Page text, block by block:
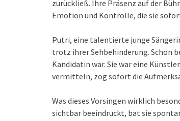
zurückließ. Ihre Präsenz auf der
Emotion und Kontrolle, die sie
Putri, eine talentierte junge
trotz ihrer Sehbehinderung. Schon
Kandidatin war. Sie war eine
vermitteln, zog sofort die
Was dieses Vorsingen wirklich
sichtbar beeindruckt, bat sie